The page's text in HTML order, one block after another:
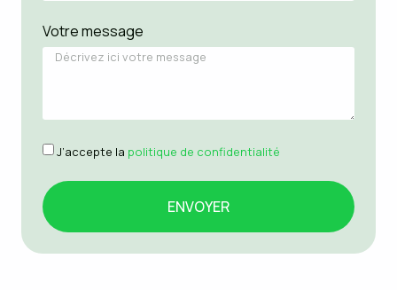
Votre message
J’accepte la politique de confidentialité
ENVOYER